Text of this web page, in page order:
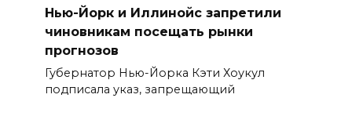
Нью-Йорк и Иллинойс запретили
чиновникам посещать рынки
прогнозов
Губернатор Нью-Йорка Кэти Хоукул
подписала указ, запрещающий